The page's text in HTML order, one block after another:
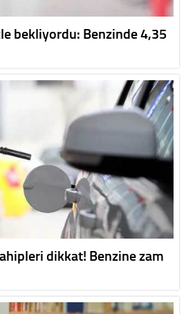
bekliyordu: Benzinde 4,35
dikkat! Benzine zam